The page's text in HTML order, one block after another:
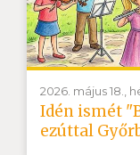
2026. május 18.,
Idén ismét
ezúttal